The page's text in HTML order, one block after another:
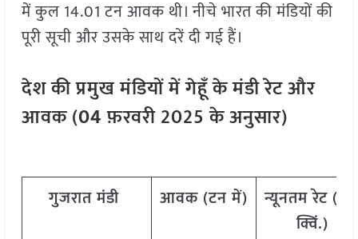
में कुल 14.01 टन आवक थी। नीचे भारत की मंडियों की
पूरी सूची और उसके साथ दरें दी गई हैं।
देशकीप्रमुखमंडियोंमेंगेहूँकेमंडीरेटऔर
आवक(04फ़रवरी2025 केअनुसार)
गुजरातमंडी आवक(टनमें) न्यूनतमरेट(
क्विं.)